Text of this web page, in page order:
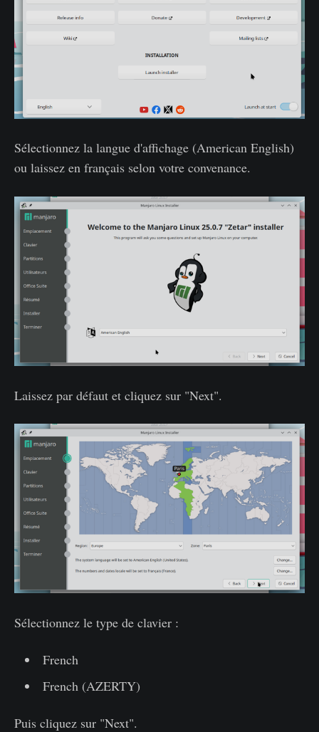
Sélectionnez la langue d'affichage (American English)
ou laissez en français selon votre convenance.
Laissez par défaut et cliquez sur "Next".
Sélectionnez le type de clavier :
French
French (AZERTY)
Puis cliquez sur "Next".